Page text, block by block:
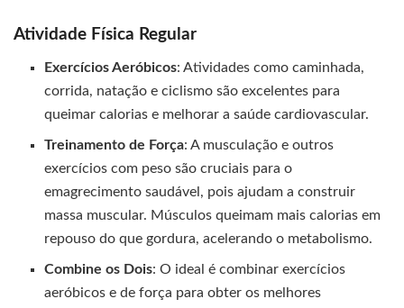
Atividade Física Regular
Exercícios Aeróbicos: Atividades como caminhada,
corrida, natação e ciclismo são excelentes para
queimar calorias e melhorar a saúde cardiovascular.
Treinamento de Força: A musculação e outros
exercícios com peso são cruciais para o
emagrecimento saudável, pois ajudam a construir
massa muscular. Músculos queimam mais calorias em
repouso do que gordura, acelerando o metabolismo.
Combine os Dois: O ideal é combinar exercícios
aeróbicos e de força para obter os melhores